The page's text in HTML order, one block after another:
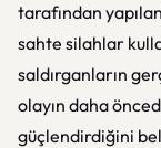
tarafından
sahte silahlar
saldırganların
olayın daha
güçlendirdiğini